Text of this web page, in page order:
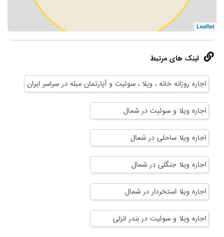
Leaflet
لینک های مرتبط
اجاره روزانه خانه ، ویلا ، سوئیت و آپارتمان مبله در سراسر ایران
اجاره ویلا و سوئیت در شمال
اجاره ویلا ساحلی در شمال
اجاره ویلا جنگلی در شمال
اجاره ویلا استخردار در شمال
اجاره ویلا و سوئیت در بندر انزلی